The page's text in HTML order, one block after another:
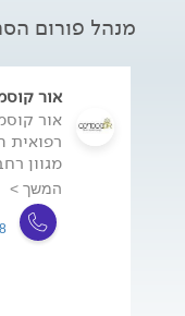
מנהל פורום
אור
אור
רפואית
מגוון
המשך >